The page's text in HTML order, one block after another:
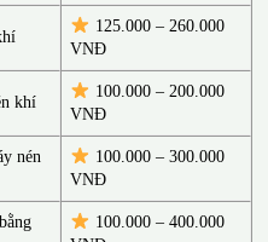
125.000 – 260.000
VNĐ
khí
100.000 – 200.000
VNĐ
nén
100.000 – 300.000
VNĐ
100.000 – 400.000